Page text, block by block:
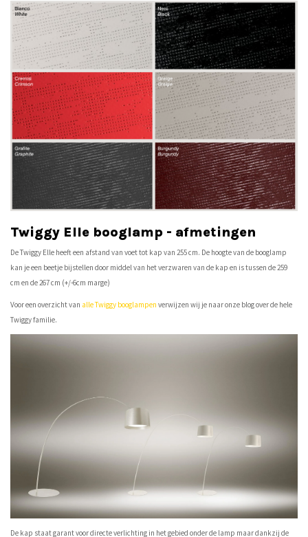
Twiggy Elle booglamp - afmetingen
De Twiggy Elle heeft een afstand van voet tot kap van 255 cm. De hoogte van de booglamp
kan je een beetje bijstellen door middel van het verzwaren van de kap en is tussen de 259
cm en de 267 cm (+/-6cm marge)
Voor een overzicht van alle Twiggy booglampen verwijzen wij je naar onze blog over de hele
Twiggy familie.
De kap staat garant voor directe verlichting in het gebied onder de lamp maar dankzij de